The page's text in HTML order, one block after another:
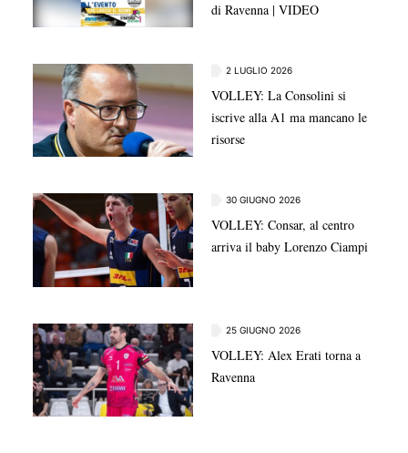
di Ravenna | VIDEO
2 LUGLIO 2026
VOLLEY: La Consolini si
iscrive alla A1 ma mancano le
risorse
30 GIUGNO 2026
VOLLEY: Consar, al centro
arriva il baby Lorenzo Ciampi
25 GIUGNO 2026
VOLLEY: Alex Erati torna a
Ravenna